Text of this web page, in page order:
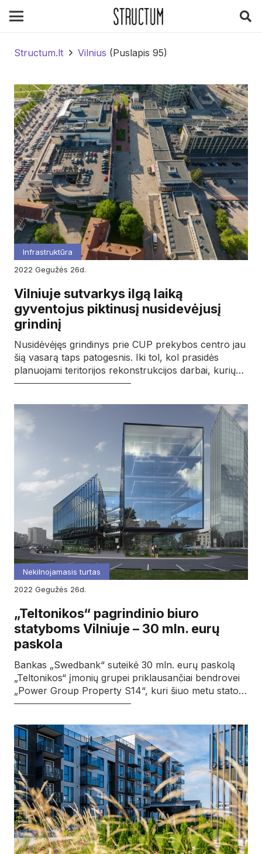
Structum.lt Vilnius (Puslapis 95)
Infrastruktūra
2022
gegužės 26d.
Vilniuje sutvarkys ilgą laiką
gyventojus piktinusį nusidevėjusį
grindinį
Nusidėvėjęs grindinys prie CUP prekybos centro jau
šią vasarą taps patogesnis. Iki tol, kol prasidės
planuojami teritorijos rekonstrukcijos darbai, kurių…
Nekilnojamasis turtas
2022
gegužės 26d.
„Teltonikos“ pagrindinio biuro
statyboms Vilniuje – 30 mln. eurų
paskola
Bankas „Swedbank“ suteikė 30 mln. eurų paskolą
„Teltonikos“ įmonių grupei priklausančiai bendrovei
„Power Group Property S14“, kuri šiuo metu stato…